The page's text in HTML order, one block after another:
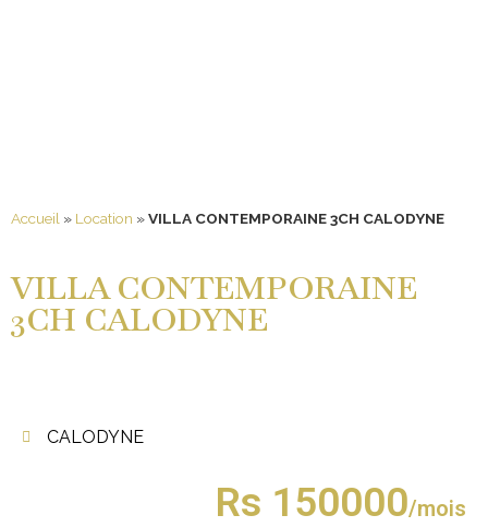
Accueil » Location »VILLA CONTEMPORAINE 3CH CALODYNE
VILLA CONTEMPORAINE
3CH CALODYNE
CALODYNE
Rs 150000/mois